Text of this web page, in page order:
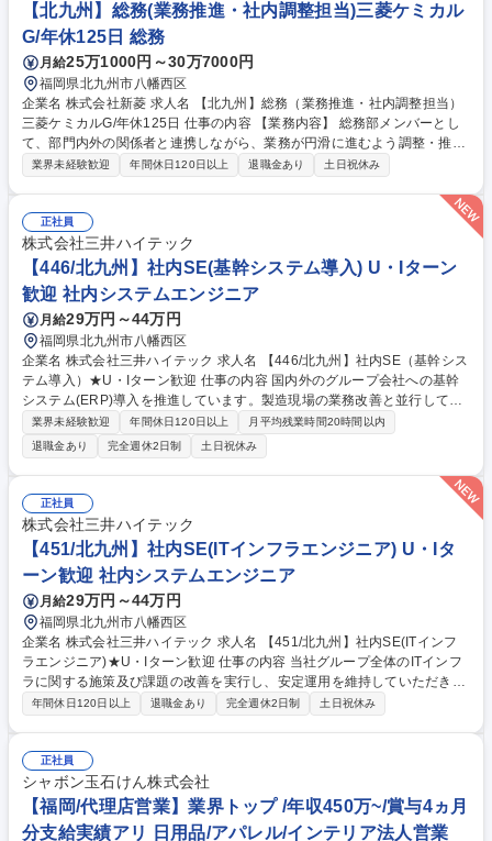
【北九州】総務(業務推進・社内調整担当)三菱ケミカル
G/年休125日 総務
月給25万1000円～30万7000円
福岡県北九州市八幡西区
企業名 株式会社新菱 求人名 【北九州】総務（業務推進・社内調整担当）
三菱ケミカルG/年休125日 仕事の内容 【業務内容】 総務部メンバーとし
て、部門内外の関係者と連携しながら、業務が円滑に進むよう調整・推進
いただきます。 【具体的には】 ■情報資産/ロゴマーク/文書管理/官辺手続
や会社案内パンフレット更新・作製、マスコミ取材対応、各種展示会支援
など ■社内外行事の準備等については休日の対応が必要になることがあり
ます ■そのほか、経費処理（伝票処理）や来客対応、電話対応なども分担
することがあります 募集職種 【北九州】総務（業務推進・社内調整担
当）三菱ケミカルG/年休125日
業界未経験歓迎 年間休日120日以上 退職金あり 土日祝休み
正社員
株式会社三井ハイテック
【446/北九州】社内SE(基幹システム導入) U・Iターン
歓迎 社内システムエンジニア
月給29万円～44万円
福岡県北九州市八幡西区
企業名 株式会社三井ハイテック 求人名 【446/北九州】社内SE（基幹シス
テム導入）★U・Iターン歓迎 仕事の内容 国内外のグループ会社への基幹
システム(ERP)導入を推進しています。製造現場の業務改善と並行してシ
ステム導入を進めることでグローバル全体での最適化と標準化を図り各拠
点への展開を計画的に拡大しています。 【具体的な業務内容】 ■国内外グ
ループ会社へのERP導入プロジェクト推進 ■拠点メンバー・協力ベンダー
との折衝、課題管理、進捗管理 ■システム導入時のテスト計画立案・実施
支援（単体／結合／総合テスト ■拠点での導入展開支援（教育、データ移
行、導入後フォロー） ■データ利活用を目的とした業務プロセスの見直
し・改善推進 募集職種 【446/北九州】社内SE（基幹システム導入）★
U・Iターン歓迎
業界未経験歓迎 年間休日120日以上
月平均残業時間20時間以内
退職金あり
完全週休2日制 土日祝休み
正社員
株式会社三井ハイテック
【451/北九州】社内SE(ITインフラエンジニア) U・Iタ
ーン歓迎 社内システムエンジニア
月給29万円～44万円
福岡県北九州市八幡西区
企業名 株式会社三井ハイテック 求人名 【451/北九州】社内SE(ITインフ
ラエンジニア)★U・Iターン歓迎 仕事の内容 当社グループ全体のITインフ
ラに関する施策及び課題の改善を実行し、安定運用を維持していただきま
す。具体的には以下のような業務をお任せします。 ■社内 IT インフラ（ネ
トワーク／サーバ／クラウドの運用・保守管理、障害対応および安定性向
上のためのモニタリングと改善活動 募集職種 【451/北九州】社内SE(ITイ
ンフラエンジニア)★U・Iターン歓迎
年間休日120日以上 退職金あり 完全週休2日制 土日祝休み
正社員
シャボン玉石けん株式会社
【福岡/代理店営業】業界トップ /年収450万~/賞与4ヵ月
分支給実績アリ 日用品/アパレル/インテリア法人営業